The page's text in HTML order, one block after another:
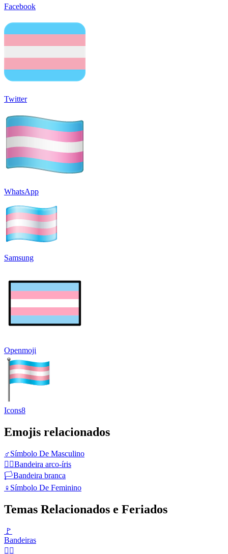
Facebook
Twitter
WhatsApp
Samsung
Openmoji
Icons8
Emojis relacionados
♂️Símbolo De Masculino
🏳️‍🌈Bandeira arco‑íris
🏳️Bandeira branca
♀️ Símbolo De Feminino
Temas Relacionados e Feriados
🚩
Bandeiras
🏳️‍🌈